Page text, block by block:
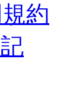
約